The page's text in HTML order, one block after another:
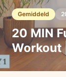
Gemiddeld
20 MIN
Workout